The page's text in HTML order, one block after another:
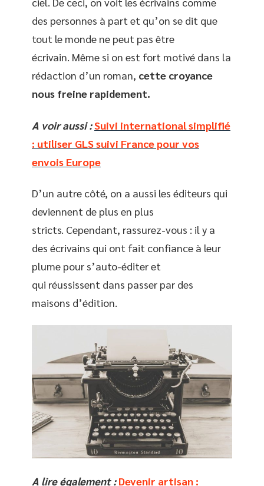
des personnes à part et qu’on se dit que
tout le monde ne peut pas être
écrivain. Même si on est fort motivé dans la
rédaction d’un roman, cette croyance
nous freine rapidement.
A voir aussi : Suivi international simplifié
: utiliser GLS suivi France pour vos
envois Europe
D’un autre côté, on a aussi les éditeurs qui
deviennent de plus en plus
stricts. Cependant, rassurez-vous : il y a
des écrivains qui ont fait confiance à leur
plume pour s’auto-éditer et
qui réussissent dans passer par des
maisons d’édition.
A lire également : Devenir artisan :